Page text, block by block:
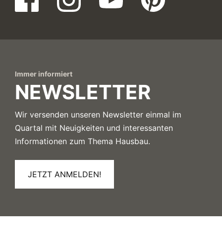
Immer informiert
NEWSLETTER
Wir versenden unseren Newsletter einmal im
Quartal mit Neuigkeiten und interessanten
Informationen zum Thema Hausbau.
JETZT ANMELDEN!